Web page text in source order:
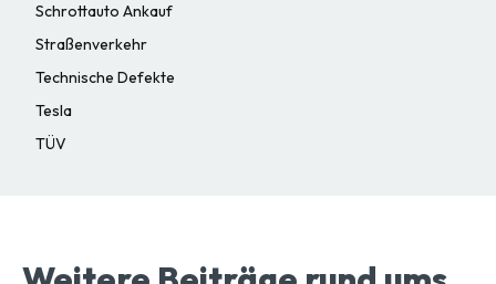
Schrottauto Ankauf
Straßenverkehr
Technische Defekte
Tesla
TÜV